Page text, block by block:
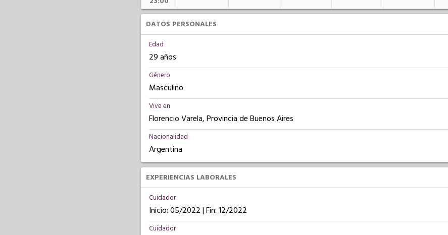
DATOS PERSONALES
Edad
29 años
Género
Masculino
Vive en
Florencio Varela, Provincia de Buenos Aires
Nacionalidad
Argentina
EXPERIENCIAS LABORALES
Cuidador
Inicio: 05/2022 | Fin: 12/2022
Cuidador